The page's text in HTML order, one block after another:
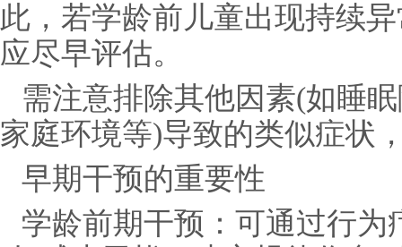
此，若学龄前儿童出现持续
应尽早评估。
需注意排除其他因素(如睡
家庭环境等)导致的类似症状
早期干预的重要性
学龄前期干预：可通过行